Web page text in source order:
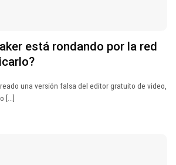
está rondando por la red
una versión falsa del editor gratuito de video,
[...]